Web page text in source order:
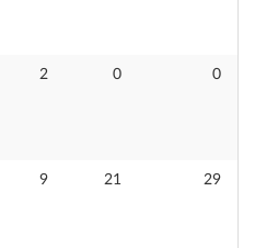
2 0 0
9 21 29